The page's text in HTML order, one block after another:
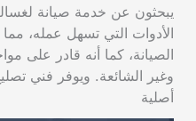
يبحثون عن خدمة صيانة
الأدوات التي تسهل عمله،
الصيانة، كما أنه قادر على
وغير الشائعة. ويوفر فني
أصلية